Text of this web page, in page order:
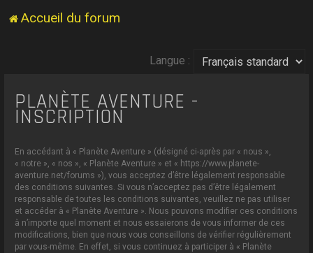
Accueil du forum
Langue :
PLANÈTE AVENTURE -
INSCRIPTION
En accédant à « Planète Aventure » (désigné ci-après par « nous »,
« notre », « nos », « Planète Aventure » et « https://www.planete-
aventure.net/forums »), vous acceptez d’être légalement responsable
des conditions suivantes. Si vous n’acceptez pas d’être légalement
responsable de toutes les conditions suivantes, veuillez ne pas utiliser
et accéder à « Planète Aventure ». Nous pouvons modifier ces conditions
à n’importe quel moment et nous essaierons de vous informer de ces
modifications, bien que nous vous conseillons de vérifier régulièrement
par vous-même. En effet, si vous continuez à participer à « Planète